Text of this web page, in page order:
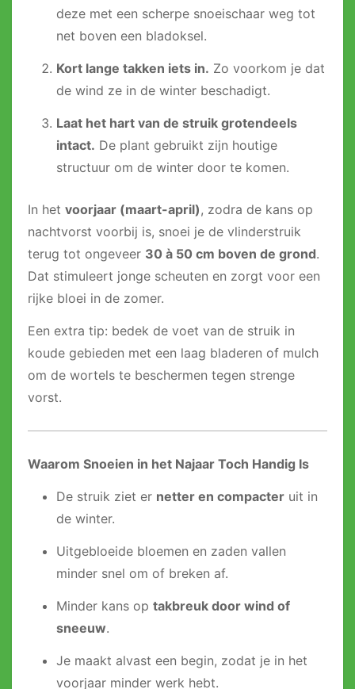
deze met een scherpe snoeischaar weg tot
net boven een bladoksel.
Kort lange takken iets in. Zo voorkom je dat
de wind ze in de winter beschadigt.
Laat het hart van de struik grotendeels
intact. De plant gebruikt zijn houtige
structuur om de winter door te komen.
In het voorjaar (maart-april), zodra de kans op
nachtvorst voorbij is, snoei je de vlinderstruik
terug tot ongeveer 30 à 50 cm boven de grond.
Dat stimuleert jonge scheuten en zorgt voor een
rijke bloei in de zomer.
Een extra tip: bedek de voet van de struik in
koude gebieden met een laag bladeren of mulch
om de wortels te beschermen tegen strenge
vorst.
Waarom Snoeien in het Najaar Toch Handig Is
De struik ziet er netter en compacter uit in
de winter.
Uitgebloeide bloemen en zaden vallen
minder snel om of breken af.
Minder kans op takbreuk door wind of
sneeuw.
Je maakt alvast een begin, zodat je in het
voorjaar minder werk hebt.